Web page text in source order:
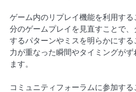
ゲーム内のリプレイ機能を利用す
分のゲームプレイを見直すことで
するパターンやミスを明らかにす
力が重なった瞬間やタイミングが
ます。
コミュニティフォーラムに参加す